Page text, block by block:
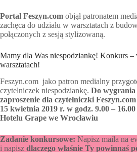
Portal Feszyn.com objął patronatem
zachęca do udziału w warsztatach z
połączonych z sesją stylizowaną.
Mamy dla Was niespodziankę! Konkurs –
warsztatach!
Feszyn.com jako patron medialny
czytelniczek niespodziankę. Do wygrania
zaproszenie dla czytelniczki Feszyn.com
15 kwietnia 2019 r. w godz. 9.00 –
Hotelu Grape we Wrocławiu
Zadanie konkursowe: Napisz maila na
i napisz dlaczego właśnie Ty powinnaś